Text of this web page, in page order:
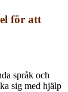
för att
språk och
sig med hjälp